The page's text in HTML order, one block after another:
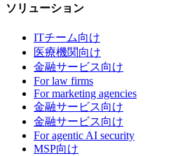
ソリューション
ITチーム向け
医療機関向け
金融サービス向け
For law firms
For marketing agencies
金融サービス向け
金融サービス向け
For agentic AI security
MSP向け